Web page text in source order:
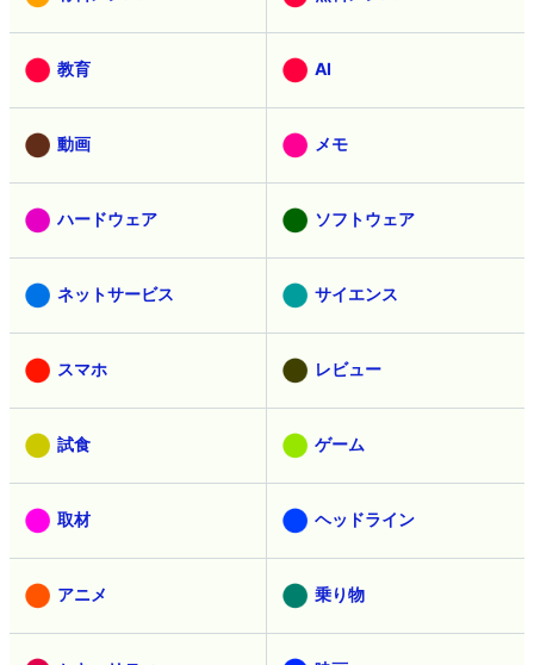
カテゴリ
有料メンバー 無料メンバー
教育 AI
動画 メモ
ハードウェア ソフトウェア
ネットサービス サイエンス
スマホ レビュー
試食 ゲーム
取材 ヘッドライン